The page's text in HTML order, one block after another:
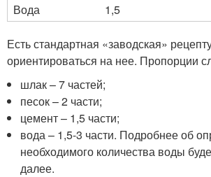
Вода
1,5
Есть стандартная «заводская»
ориентироваться на нее. Пропорции
шлак – 7 частей;
песок – 2 части;
цемент – 1,5 части;
вода – 1,5-3 части. Подробнее об
необходимого количества воды
далее.